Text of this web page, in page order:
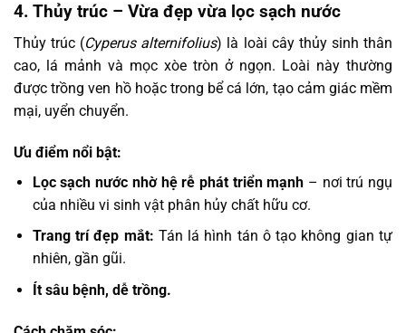
4. Thủy trúc – Vừa đẹp vừa lọc sạch nước
Thủy trúc (Cyperus alternifolius) là loài cây thủy sinh thân
cao, lá mảnh và mọc xòe tròn ở ngọn. Loài này thường
được trồng ven hồ hoặc trong bể cá lớn, tạo cảm giác mềm
mại, uyển chuyển.
Ưu điểm nổi bật:
Lọc sạch nước nhờ hệ rễ phát triển mạnh – nơi trú ngụ
của nhiều vi sinh vật phân hủy chất hữu cơ.
Trang trí đẹp mắt: Tán lá hình tán ô tạo không gian tự
nhiên, gần gũi.
Ít sâu bệnh, dễ trồng.